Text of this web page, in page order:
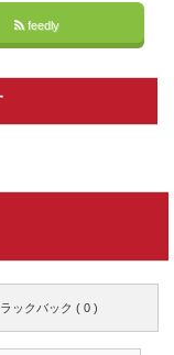
feedly
ラックバック ( 0 )